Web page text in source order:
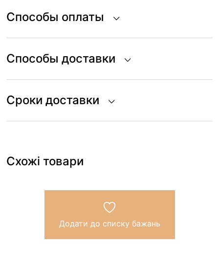
Способы оплаты
Способы доставки
Сроки доставки
Схожі товари
Додати до списку бажань